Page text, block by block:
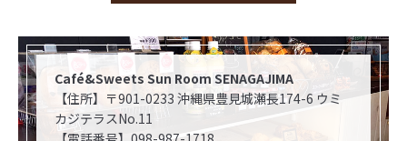
Café&Sweets Sun Room SENAGAJIMA
【住所】〒901-0233 沖縄県豊見城瀬長174-6 ウミ
カジテラスNo.11